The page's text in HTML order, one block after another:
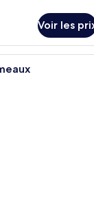
Voir les